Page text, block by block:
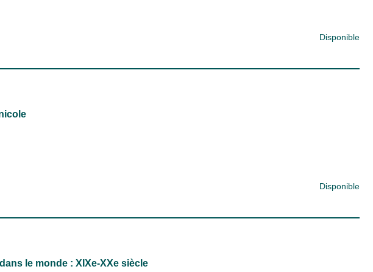
Disponible
Disponible
le monde : XIXe-XXe siècle